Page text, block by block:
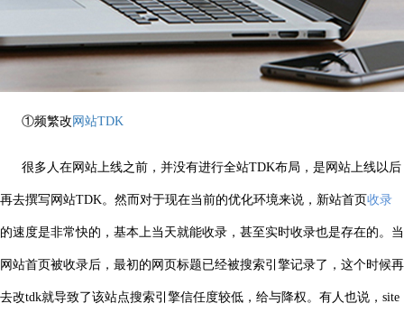
①频繁改 网站TDK
很多人在网站上线之前，并没有进行全站TDK布局，是网站上线以后
再去撰写网站TDK。然而对于现在当前的优化环境来说，新站首页收录
的速度是非常快的，基本上当天就能收录，甚至实时收录也是存在的。当
网站首页被收录后，最初的网页标题已经被搜索引擎记录了，这个时候再
去改tdk就导致了该站点搜索引擎信任度较低，给与降权。有人也说，site